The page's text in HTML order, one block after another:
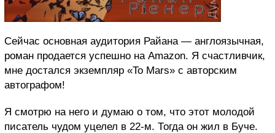
Сейчас основная аудитория Райана — англоязычная,
роман продается успешно на Amazon. Я счастливчик,
мне достался экземпляр «To Mars» с авторским
автографом!
Я смотрю на него и думаю о том, что этот молодой
писатель чудом уцелел в 22-м. Тогда он жил в Буче.